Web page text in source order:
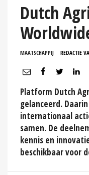
Dutch
MAATSCHAPPIJ REDACTIE
Platform Dutch
gelanceerd.
internationaal
samen. De
kennis en
beschikbaar voor